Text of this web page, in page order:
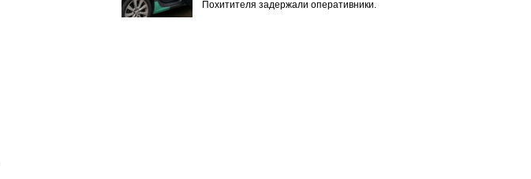
Похитителя задержали оперативники.